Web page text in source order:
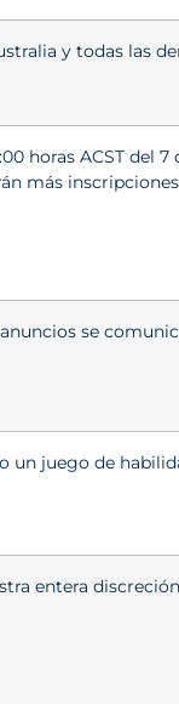
y todas las
horas ACST del
más
se
un juego de
entera